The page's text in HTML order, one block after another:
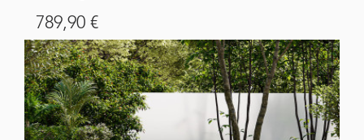
Prix
789,90 €